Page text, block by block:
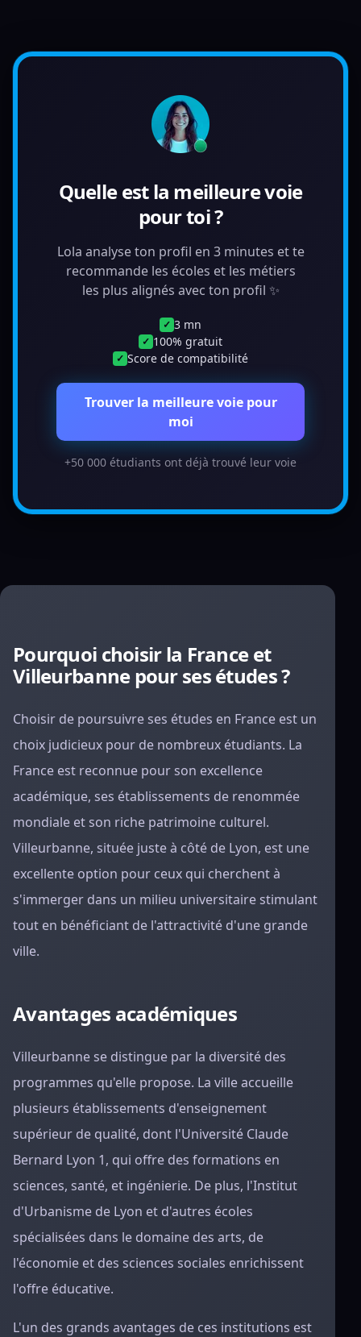
Quelle est la meilleure voie
pour toi ?
Lola analyse ton profil en 3 minutes et te
recommande les écoles et les métiers
les plus alignés avec ton profil ✨
✓ 3 mn
✓ 100% gratuit
✓ Score de compatibilité
Trouver la meilleure voie pour
moi
+50 000 étudiants ont déjà trouvé leur voie
Pourquoi choisir la France et
Villeurbanne pour ses études ?
Choisir de poursuivre ses études en France est un
choix judicieux pour de nombreux étudiants. La
France est reconnue pour son excellence
académique, ses établissements de renommée
mondiale et son riche patrimoine culturel.
Villeurbanne, située juste à côté de Lyon, est une
excellente option pour ceux qui cherchent à
s'immerger dans un milieu universitaire stimulant
tout en bénéficiant de l'attractivité d'une grande
ville.
Avantages académiques
Villeurbanne se distingue par la diversité des
programmes qu'elle propose. La ville accueille
plusieurs établissements d'enseignement
supérieur de qualité, dont l'Université Claude
Bernard Lyon 1, qui offre des formations en
sciences, santé, et ingénierie. De plus, l'Institut
d'Urbanisme de Lyon et d'autres écoles
spécialisées dans le domaine des arts, de
l'économie et des sciences sociales enrichissent
l'offre éducative.
L'un des grands avantages de ces institutions est